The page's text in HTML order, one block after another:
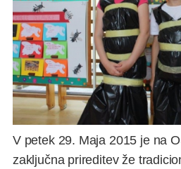
V petek 29. Maja 2015 je na
zaključna prireditev že